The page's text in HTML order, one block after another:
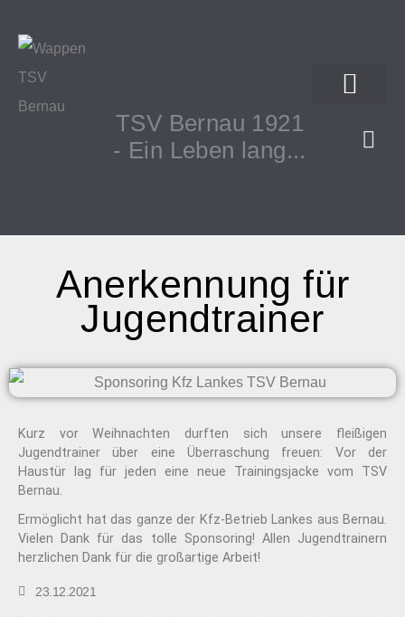
TSV Bernau 1921
- Ein Leben lang...
Anerkennung für
Jugendtrainer
Kurz vor Weihnachten durften sich unsere fleißigen
Jugendtrainer über eine Überraschung freuen: Vor der
Haustür lag für jeden eine neue Trainingsjacke vom TSV
Bernau.
Ermöglicht hat das ganze der Kfz-Betrieb Lankes aus Bernau.
Vielen Dank für das tolle Sponsoring! Allen Jugendtrainern
herzlichen Dank für die großartige Arbeit!
23.12.2021